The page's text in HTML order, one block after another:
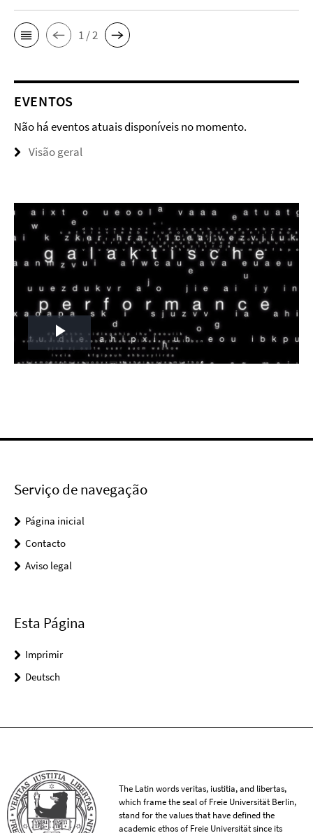
1 / 2
EVENTOS
Não há eventos atuais disponíveis no momento.
Visão geral
Play
Serviço de navegação
Página inicial
Contacto
Aviso legal
Esta Página
Imprimir
Deutsch
The Latin words veritas, iustitia, and libertas,
which frame the seal of Freie Universität Berlin,
stand for the values that have defined the
academic ethos of Freie Universität since its